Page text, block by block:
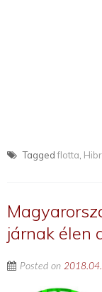
Taggedflotta
járnak élen
Posted on